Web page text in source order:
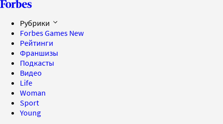
Рубрики
Forbes Games New
Рейтинги
Франшизы
Подкасты
Видео
Life
Woman
Sport
Young